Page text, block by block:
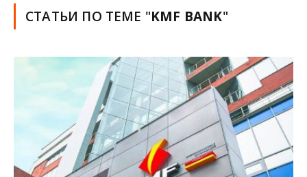
СТАТЬИ ПО ТЕМЕ "KMF BANK"